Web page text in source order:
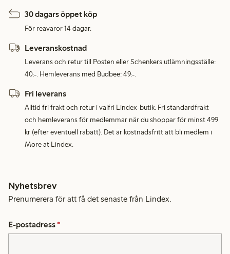
30 dagars öppet köp
För reavaror 14 dagar.
Leveranskostnad
Leverans och retur till Posten eller Schenkers utlämningsställe:
40:-. Hemleverans med Budbee: 49:-.
Fri leverans
Alltid fri frakt och retur i valfri Lindex-butik. Fri standardfrakt
och hemleverans för medlemmar när du shoppar för minst 499
kr (efter eventuell rabatt). Det är kostnadsfritt att bli medlem i
More at Lindex.
Nyhetsbrev
Prenumerera för att få det senaste från Lindex.
E-postadress *